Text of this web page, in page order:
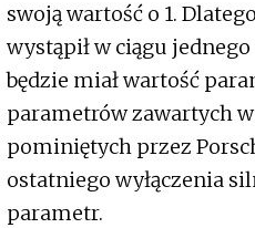
swoją wartość o 1.
wystąpił w ciągu
będzie miał wartość
parametrów zawartych
pominiętych przez
ostatniego wyłączenia
parametr.